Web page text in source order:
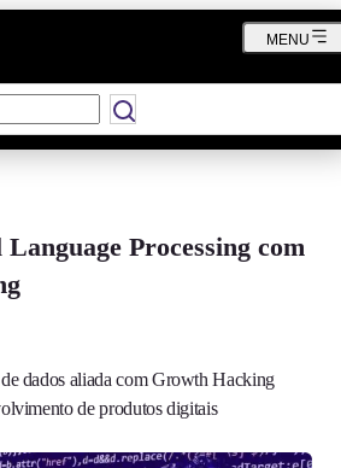
MENU
Processing com
dados aliada com Growth Hacking
de produtos digitais